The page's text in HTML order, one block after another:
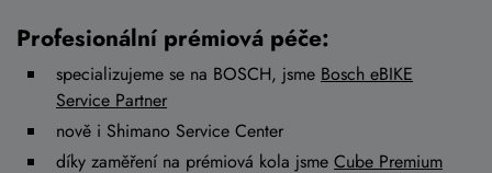
Profesionální prémiová péče:
specializujeme se na BOSCH, jsme Bosch eBIKE
Service Partner
nově i Shimano Service Center
díky zaměření na prémiová kola jsme Cube Premium